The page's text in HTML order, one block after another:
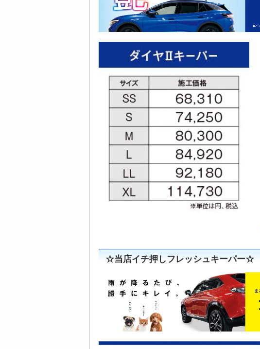
☆当店イチ押しフレッシュキーパー☆